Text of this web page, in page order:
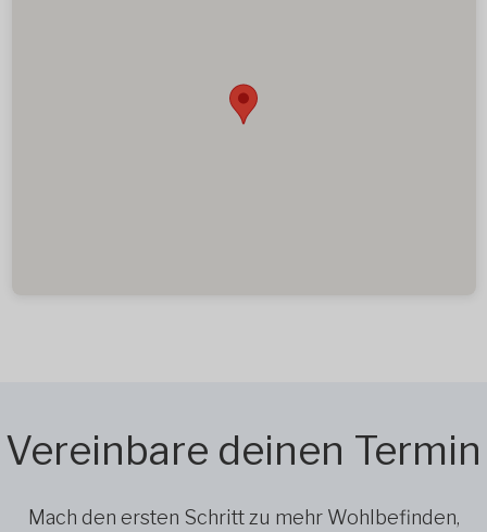
Vereinbare deinen Termin
Mach den ersten Schritt zu mehr Wohlbefinden,